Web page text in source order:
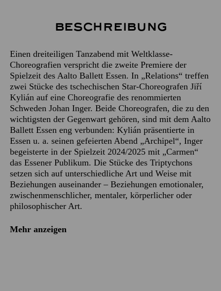
Beschreibung
Einen dreiteiligen Tanzabend mit Weltklasse-
Choreografien verspricht die zweite Premiere der
Spielzeit des Aalto Ballett Essen. In „Relations“ treffen
zwei Stücke des tschechischen Star-Choreografen Jiří
Kylián auf eine Choreografie des renommierten
Schweden Johan Inger. Beide Choreografen, die zu den
wichtigsten der Gegenwart gehören, sind mit dem Aalto
Ballett Essen eng verbunden: Kylián präsentierte in
Essen u. a. seinen gefeierten Abend „Archipel“, Inger
begeisterte in der Spielzeit 2024/2025 mit „Carmen“
das Essener Publikum. Die Stücke des Triptychons
setzen sich auf unterschiedliche Art und Weise mit
Beziehungen auseinander – Beziehungen emotionaler,
zwischenmenschlicher, mentaler, körperlicher oder
philosophischer Art.
Mehr anzeigen